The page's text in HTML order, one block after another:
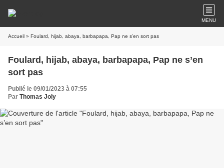
MENU
Accueil » Foulard, hijab, abaya, barbapapa, Pap ne s’en sort pas
Foulard, hijab, abaya, barbapapa, Pap ne s’en
sort pas
Publié le 09/01/2023 à 07:55
Par Thomas Joly